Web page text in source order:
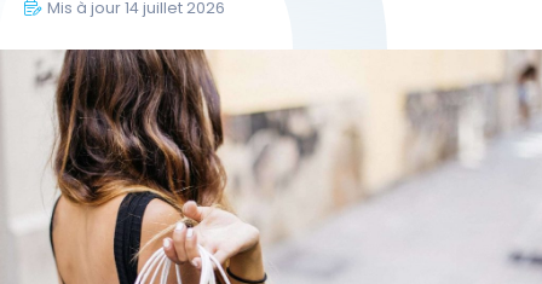
Mis à jour 14 juillet 2026